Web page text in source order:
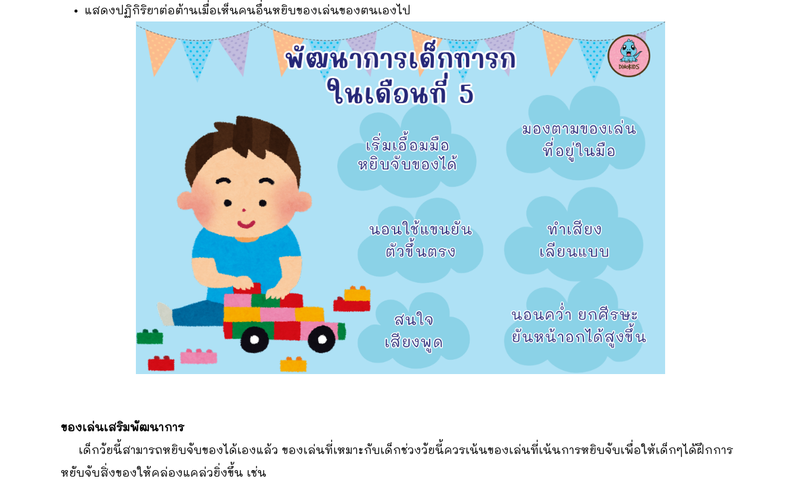
แสดงปฏิกิริยาต่อต้านเมื่อเห็นคนอื่นหยิบของเล่นของตนเองไป
ของเล่นเสริมพัฒนาการ
เด็กวัยนี้สามารถหยิบจับของได้เองแล้ว ของเล่นที่เหมาะกับเด็กช่วงวัยนี้ควรเน้นของเล่นที่เน้นการหยิบจับเพื่อให้เด็กๆได้ฝึกการ
หยับจับสิ่งของให้คล่องแคล่วยิ่งขึ้น เช่น